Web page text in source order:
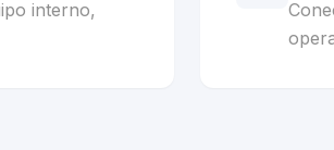
interno,